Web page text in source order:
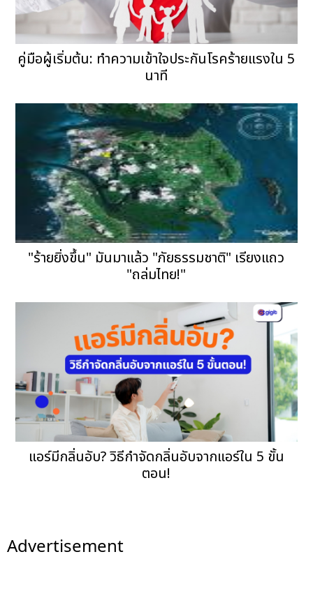
คู่มือผู้เริ่มต้น: ทำความเข้าใจประกันโรคร้ายแรงใน 5
นาที
"ร้ายยิ่งขึ้น" มันมาแล้ว "ภัยธรรมชาติ" เรียงแถว
"ถล่มไทย!"
แอร์มีกลิ่นอับ? วิธีกำจัดกลิ่นอับจากแอร์ใน 5 ขั้น
ตอน!
Advertisement